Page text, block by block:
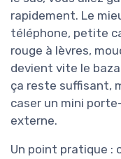
rapidement. Le
téléphone, petite
rouge à lèvres,
devient vite le
ça reste suffisant,
caser un mini
externe.
Un point pratique :